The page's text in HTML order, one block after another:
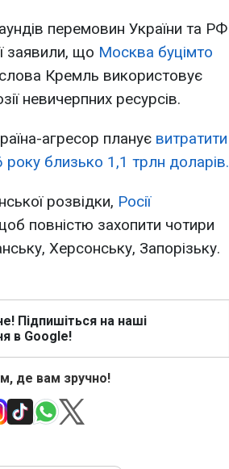
перемовин України та РФ
заявили, що Москва буцімто
Кремль використовує
невичерпних ресурсів.
агресор планує витратити
близько 1,1 трлн доларів.
розвідки, Росії
повністю захопити чотири
Херсонську, Запорізьку.
Підпишіться на наші
в Google!
де вам зручно!